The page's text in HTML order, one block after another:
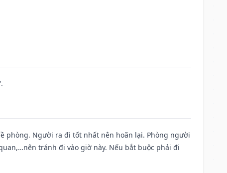
phòng. Người ra đi tốt nhất nên hoãn lại. Phòng người
tránh đi vào giờ này. Nếu bắt buộc phải đi